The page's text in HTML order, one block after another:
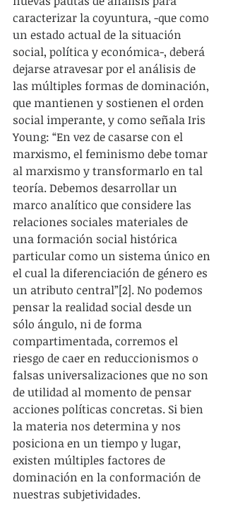
caracterizar la coyuntura, -que como
un estado actual de la situación
social, política y económica-, deberá
dejarse atravesar por el análisis de
las múltiples formas de dominación,
que mantienen y sostienen el orden
social imperante, y como señala Iris
Young: “En vez de casarse con el
marxismo, el feminismo debe tomar
al marxismo y transformarlo en tal
teoría. Debemos desarrollar un
marco analítico que considere las
relaciones sociales materiales de
una formación social histórica
particular como un sistema único en
el cual la diferenciación de género es
un atributo central”[2]. No podemos
pensar la realidad social desde un
sólo ángulo, ni de forma
compartimentada, corremos el
riesgo de caer en reduccionismos o
falsas universalizaciones que no son
de utilidad al momento de pensar
acciones políticas concretas. Si bien
la materia nos determina y nos
posiciona en un tiempo y lugar,
existen múltiples factores de
dominación en la conformación de
nuestras subjetividades.